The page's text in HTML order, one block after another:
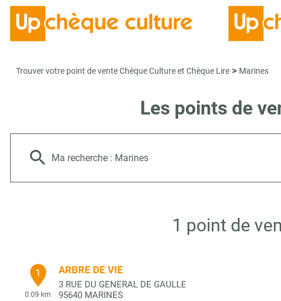
Trouver votre point de vente Chèque Culture et Chèque Lire > Marines
Les points de
Ma recherche : Marines
1 point de
1
0.09 km
ARBRE DE VIE
3 RUE DU GENERAL DE GAULLE
95640 MARINES